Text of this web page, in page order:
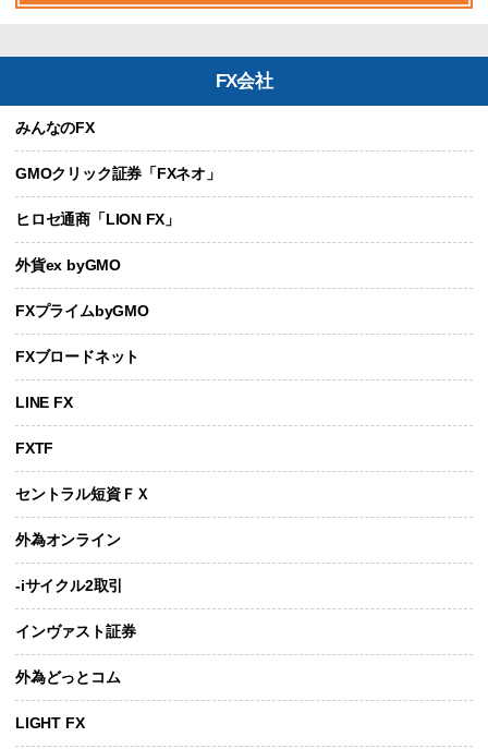
FX会社
みんなのFX
GMOクリック証券「FXネオ」
ヒロセ通商「LION FX」
外貨ex byGMO
FXプライムbyGMO
FXブロードネット
LINE FX
FXTF
セントラル短資ＦＸ
外為オンライン
-iサイクル2取引
インヴァスト証券
外為どっとコム
LIGHT FX